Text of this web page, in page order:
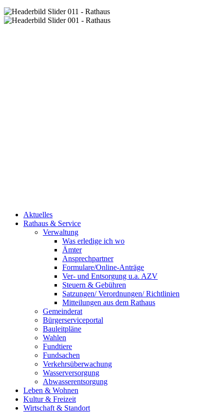
Aktuelles
Rathaus & Service
Verwaltung
Was erledige ich wo
Ämter
Ansprechpartner
Formulare/Online-Anträge
Ver- und Entsorgung u.a. AZV
Steuern & Gebühren
Satzungen/ Verordnungen/ Richtlinien
Mitteilungen aus dem Rathaus
Gemeinderat
Bürgerserviceportal
Bauleitpläne
Wahlen
Fundtiere
Fundsachen
Verkehrsüberwachung
Wasserversorgung
Abwasserentsorgung
Leben & Wohnen
Kultur & Freizeit
Wirtschaft & Standort